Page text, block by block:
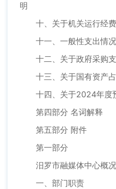
明
十、关于机关运行经费
十一、一般性支出情
十二、关于政府采购支
十三、关于国有资产占
十四、关于2024年度
第四部分 名词解释
第五部分 附件
第一部分
汨罗市融媒体中心概况
一、部门职责